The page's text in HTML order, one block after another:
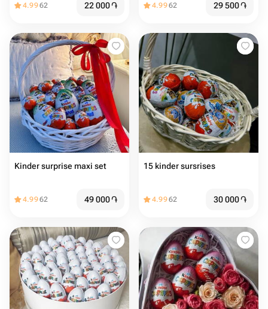
4.9962 22 000֏ 4.9962 29 500֏
Kinder surprise maxi set
4.9962 49 000֏
15 kinder sursrises
4.9962 30 000֏